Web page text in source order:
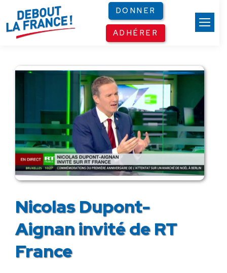
DONNER
ADHÉRER
Nicolas Dupont-
Aignan invité de RT
France
Panneau de gestion des cookies